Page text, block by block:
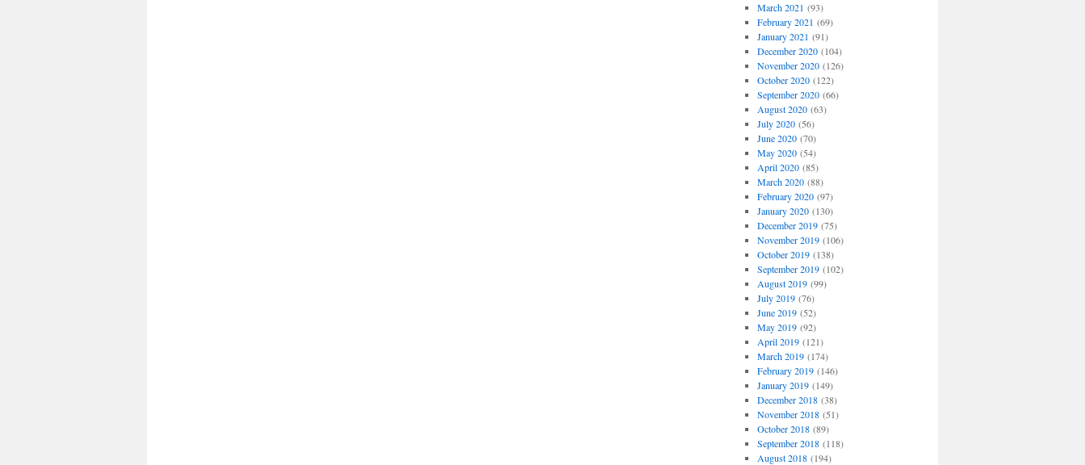
March 2021 (93)
February 2021 (69)
January 2021 (91)
December 2020(104)
November 2020(126)
October 2020(122)
September 2020(66)
August 2020(63)
July 2020(56)
June 2020(70)
May 2020(54)
April 2020(85)
March 2020(88)
February 2020(97)
January 2020(130)
December 2019(75)
November 2019(106)
October 2019(138)
September 2019(102)
August 2019(99)
July 2019(76)
June 2019(52)
May 2019(92)
April 2019(121)
March 2019(174)
February 2019(146)
January 2019(149)
December 2018(38)
November 2018(51)
October 2018(89)
September 2018(118)
August 2018(194)